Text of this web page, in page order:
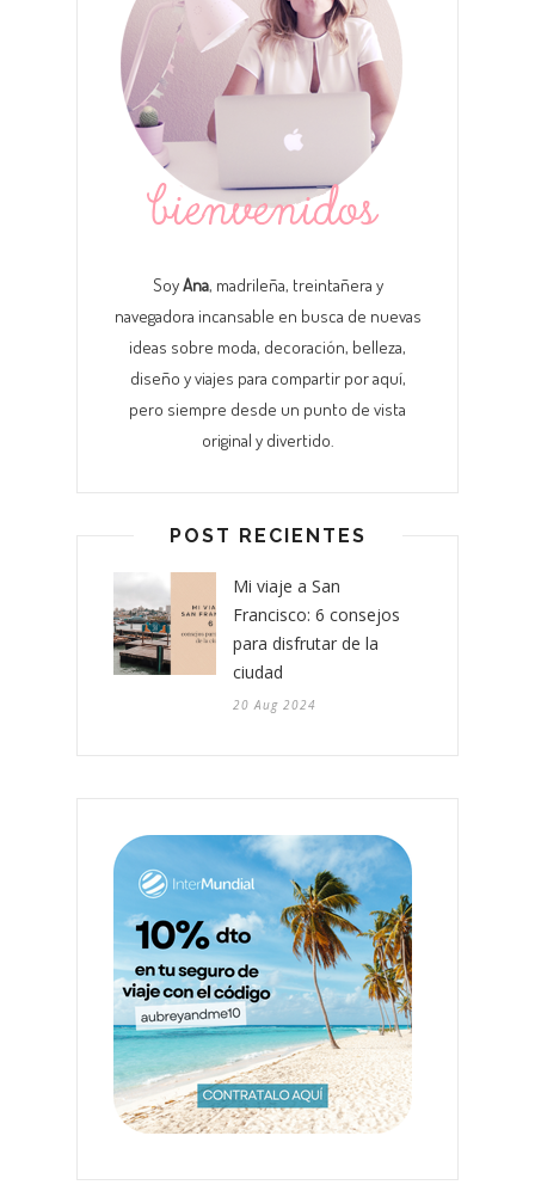
SoyAna, madrileña, treintañera y
navegadora incansable en busca de nuevas
ideas sobre moda, decoración, belleza,
diseño y viajes para compartir por aquí,
pero siempre desde un punto de vista
original y divertido.
POST RECIENTES
Mi viaje a San
Francisco: 6 consejos
para disfrutar de la
ciudad
20 Aug 2024